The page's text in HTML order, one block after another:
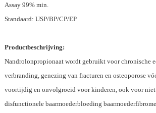
Assay 99% min.
Standaard: USP/BP/CP/EP
Productbeschrijving:
Nandrolonpropionaat wordt gebruikt voor chronische
verbranding, genezing van fracturen en osteoporose
voortijdig en onvolgroeid voor kinderen, ook voor
disfunctionele baarmoederbloeding